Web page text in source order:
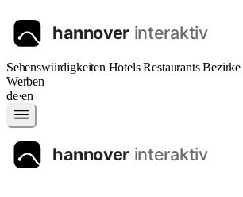
Sehenswürdigkeiten HotelsRestaurantsBezirke
Werben
de·en